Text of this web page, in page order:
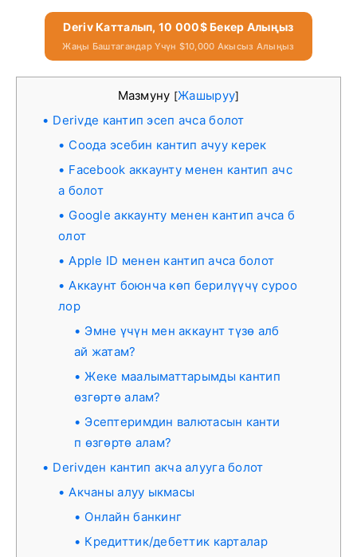
Deriv Катталып, 10 000$ Бекер Алыңыз
Жаңы Баштагандар Үчүн $10,000 Акысыз Алыңыз
Мазмуну [Жашыруу]
Derivде кантип эсеп ачса болот
Соода эсебин кантип ачуу керек
Facebook аккаунту менен кантип ачс
а болот
Google аккаунту менен кантип ачса б
олот
Apple ID менен кантип ачса болот
Аккаунт боюнча көп берилүүчү суроо
лор
Эмне үчүн мен аккаунт түзө алб
ай жатам?
Жеке маалыматтарымды кантип
өзгөртө алам?
Эсептеримдин валютасын канти
п өзгөртө алам?
Derivден кантип акча алууга болот
Акчаны алуу ыкмасы
Онлайн банкинг
Кредиттик/дебеттик карталар